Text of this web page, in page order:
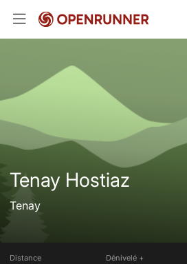
Tenay Hostiaz
Tenay
Distance Dénivelé +